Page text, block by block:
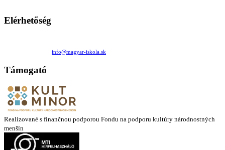
Elérhetőség
info@magyar-iskola.sk
Támogató
Realizované s finančnou podporou Fondu na podporu kultúry národnostných
menšín